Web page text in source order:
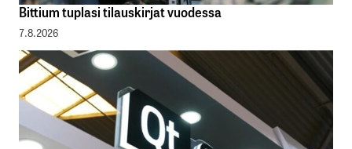
Bittium tuplasi tilauskirjat vuodessa
7.8.2026